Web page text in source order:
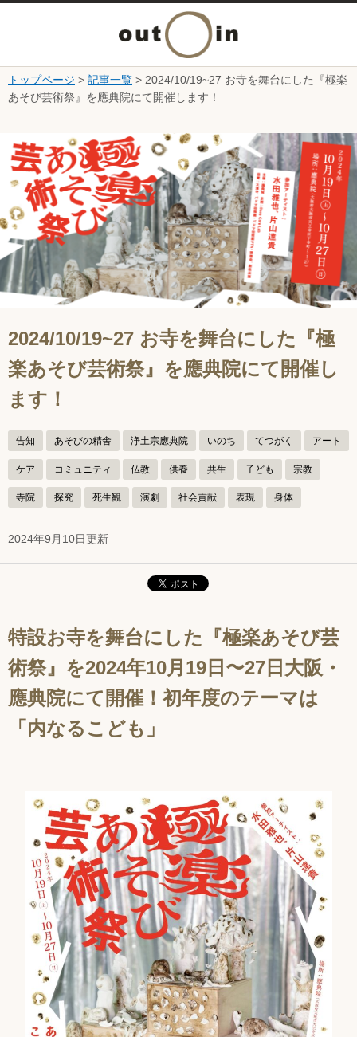
本文へ
ニ
ュ
ー
を
開
く
トップページ > 記事一覧 > 2024/10/19~27 お寺を舞台にした『極楽
あそび芸術祭』を應典院にて開催します！
2024/10/19~27 お寺を舞台にした『極
楽あそび芸術祭』を應典院にて開催し
ます！
告知 あそびの精舎 浄土宗應典院 いのち てつがく アート
ケア コミュニティ 仏教 供養 共生 子ども 宗教
寺院 探究 死生観 演劇 社会貢献 表現 身体
2024年9月10日更新
特設お寺を舞台にした『極楽あそび芸
術祭』を2024年10月19日〜27日大阪・
應典院にて開催！初年度のテーマは
「内なるこども」